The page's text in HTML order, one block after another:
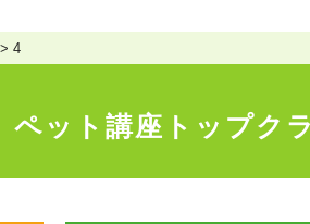
4
ペット講座トップク